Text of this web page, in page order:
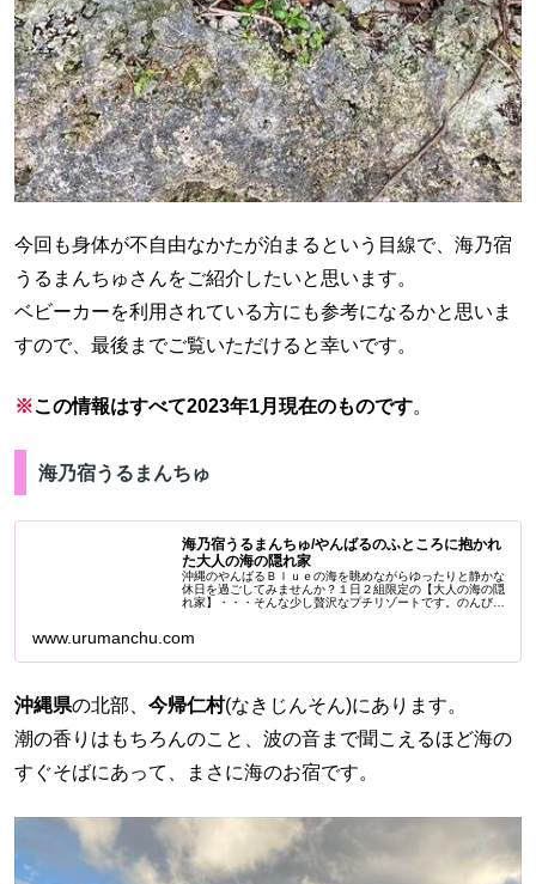
今回も身体が不自由なかたが泊まるという目線で、海乃宿
うるまんちゅさんをご紹介したいと思います。
ベビーカーを利用されている方にも参考になるかと思いま
すので、最後までご覧いただけると幸いです。
※この情報はすべて2023年1月現在のものです。
海乃宿うるまんちゅ
海乃宿うるまんちゅ/やんばるのふところに抱かれ
た大人の海の隠れ家
沖縄のやんばるＢｌｕｅの海を眺めながらゆったりと静かな
休日を過ごしてみませんか？１日２組限定の【大人の海の隠
れ家】・・・そんな少し贅沢なプチリゾートです。のんびり
www.urumanchu.com
沖縄県の北部、 今帰仁村(なきじんそん)にあります。
潮の香りはもちろんのこと、波の音まで聞こえるほど海の
すぐそばにあって、まさに海のお宿です。